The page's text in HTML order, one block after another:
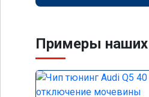
Примеры наших